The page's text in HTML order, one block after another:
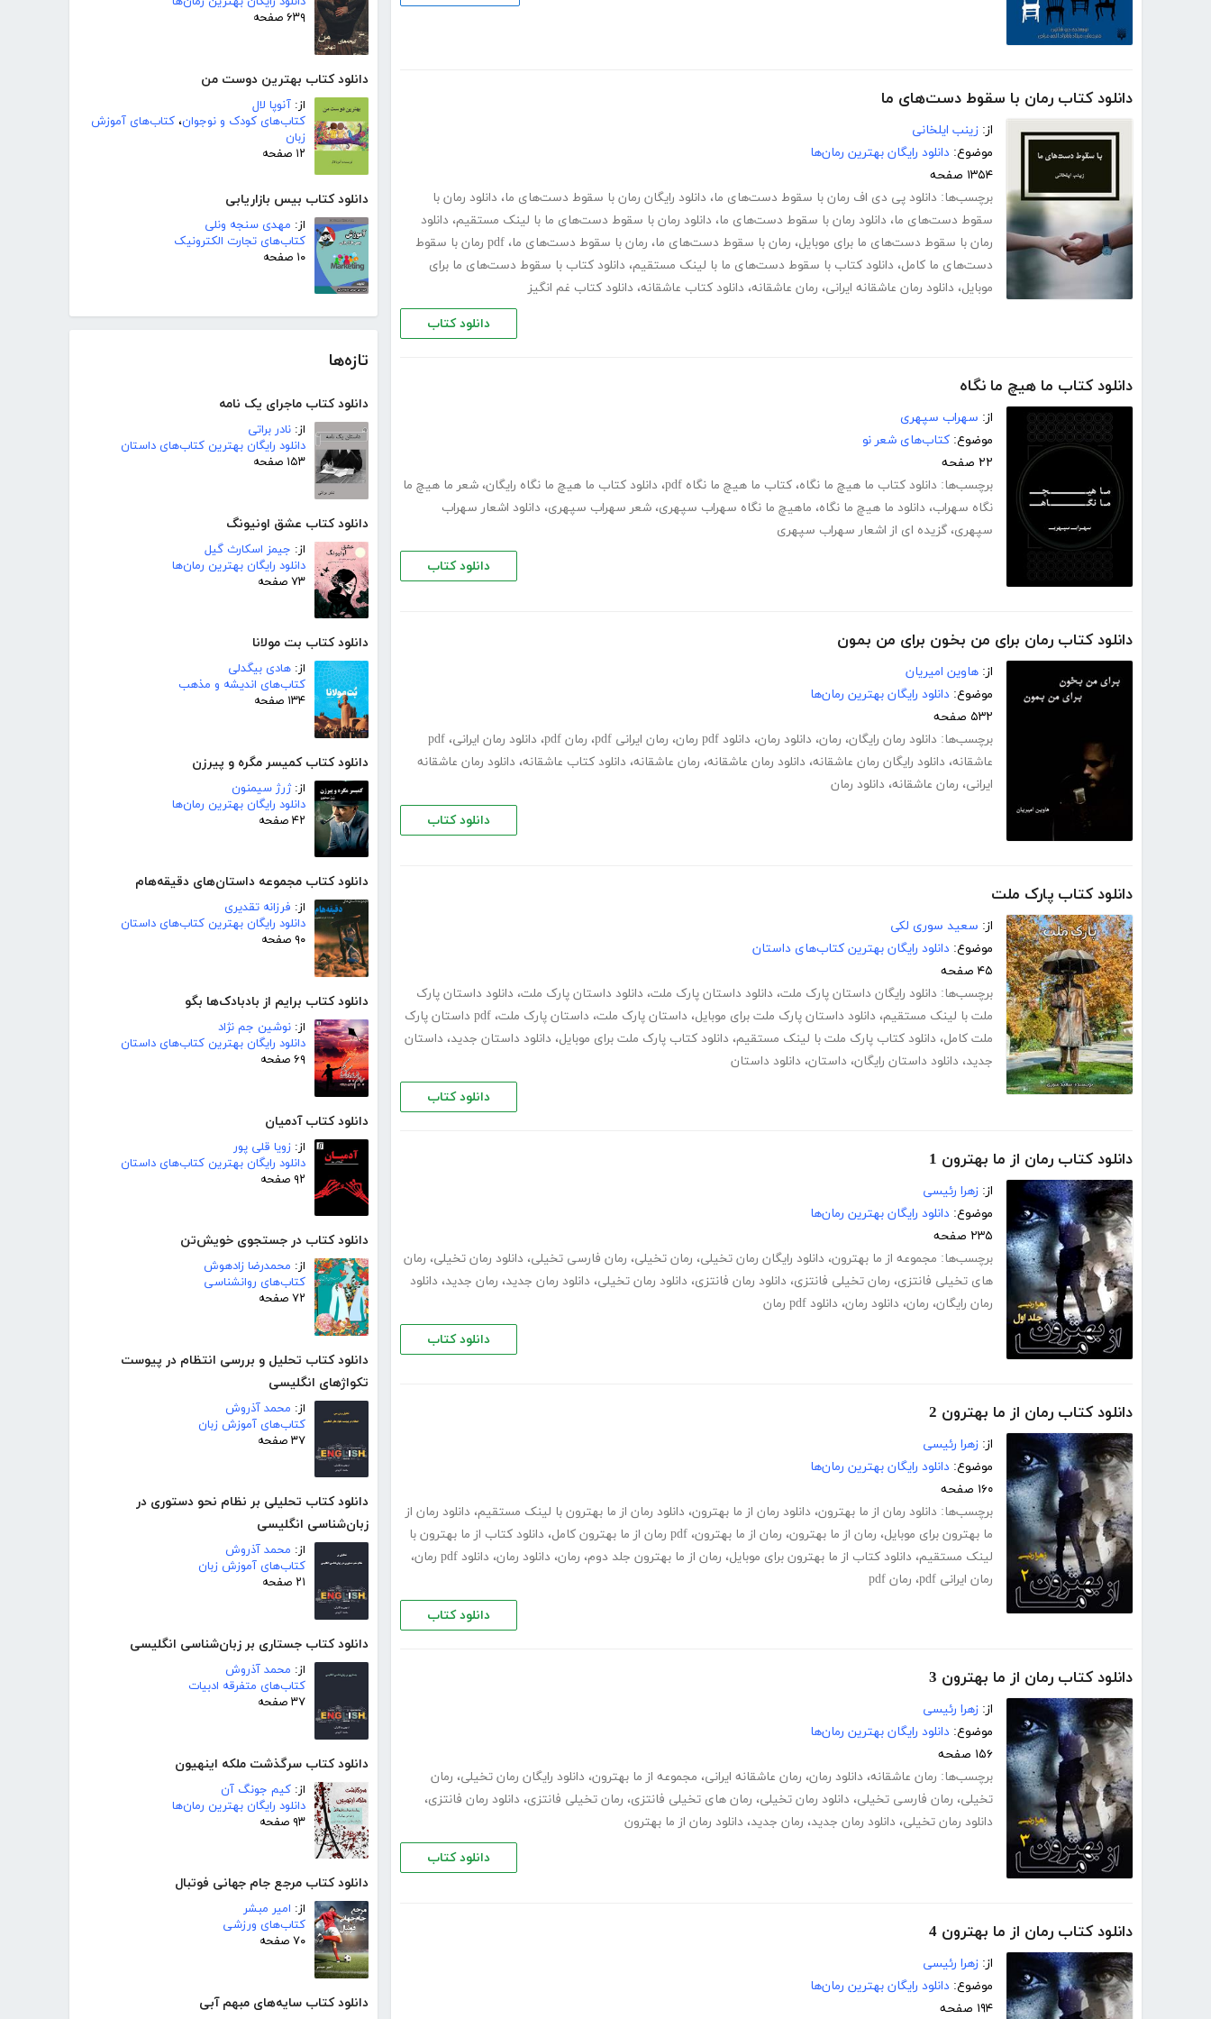
۶۳۹ صفحه
دانلود کتاب بهترین دوست من
از: آنوپا لال
کتاب‌های کودک و نوجوان، کتاب‌های آموزش
زبان
۱۲ صفحه
دانلود کتاب بیس بازاریابی
از: مهدی سنجه ونلی
کتاب‌های تجارت الکترونیک
۱۰ صفحه
تازه‌ها
دانلود کتاب ماجرای یک نامه
از: نادر براتی
دانلود رایگان بهترین کتاب‌های داستان
۱۵۳ صفحه
دانلود کتاب عشق اونیونگ
از: جیمز اسکارث گیل
دانلود رایگان بهترین رمان‌ها
۷۳ صفحه
دانلود کتاب بت مولانا
از: هادی بیگدلی
کتاب‌های اندیشه و مذهب
۱۳۴ صفحه
دانلود کتاب کمیسر مگره و پیرزن
از:ژرژ سیمنون
دانلود رایگان بهترین رمان‌ها
۴۲ صفحه
دانلود کتاب مجموعه داستان‌های دقیقه‌هام
از: فرزانه تقدیری
دانلود رایگان بهترین کتاب‌های داستان
۹۰ صفحه
دانلود کتاب برایم از بادبادک‌ها بگو
از: نوشین جم نژاد
دانلود رایگان بهترین کتاب‌های داستان
۶۹ صفحه
دانلود کتاب آدمیان
از: زویا قلی پور
دانلود رایگان بهترین کتاب‌های داستان
۹۲ صفحه
دانلود کتاب در جستجوی خویش‌تن
از: محمدرضا زادهوش
کتاب‌های روانشناسی
۷۲ صفحه
دانلود کتاب تحلیل و بررسی انتظام در پیوست
تکواژهای انگلیسی
از: محمد آذروش
کتاب‌های آموزش زبان
۳۷ صفحه
دانلود کتاب تحلیلی بر نظام نحو دستوری در
زبان‌شناسی انگلیسی
از: محمد آذروش
کتاب‌های آموزش زبان
۲۱ صفحه
دانلود کتاب جستاری بر زبان‌شناسی انگلیسی
از: محمد آذروش
کتاب‌های متفرقه ادبیات
۳۷ صفحه
دانلود کتاب سرگذشت ملکه اینهیون
از: کیم جونگ آن
دانلود رایگان بهترین رمان‌ها
۹۳ صفحه
دانلود کتاب مرجع جام جهانی فوتبال
از: امیر مبشر
کتاب‌های ورزشی
۷۰ صفحه
دانلود کتاب سایه‌های مبهم آبی
دانلود کتاب رمان با سقوط دست‌های ما
از: زینب ایلخانی
موضوع: دانلود رایگان بهترین رمان‌ها
۱۳۵۴ صفحه
برچسب‌ها: دانلود پی دی اف رمان با سقوط دست‌های ما، دانلود رایگان رمان با سقوط دست‌های ما، دانلود رمان با
سقوط دست‌های ما، دانلود رمان با سقوط دست‌های ما، دانلود رمان با سقوط دست‌های ما با لینک مستقیم، دانلود
رمان با سقوط دست‌های ما برای موبایل، رمان با سقوط دست‌های ما، رمان با سقوط دست‌های ما،
pdf رمان با سقوط
دست‌های ما کامل، دانلود کتاب با سقوط دست‌های ما با لینک مستقیم، دانلود کتاب با سقوط دست‌های ما برای
موبایل، دانلود رمان عاشقانه ایرانی، رمان عاشقانه، دانلود کتاب عاشقانه، دانلود کتاب غم انگیز
دانلود کتاب
دانلود کتاب ما هیچ ما نگاه
از: سهراب سپهری
موضوع: کتاب‌های شعر نو
۲۲ صفحه
برچسب‌ها: دانلود کتاب ما هیچ ما نگاه، کتاب ما هیچ ما نگاه pdf ، دانلود کتاب ما هیچ ما نگاه رایگان، شعر ما هیچ ما
نگاه سهراب، دانلود ما هیچ ما نگاه، ماهیچ ما نگاه سهراب سپهری، شعر سهراب سپهری، دانلود اشعار سهراب
سپهری، گزیده ای از اشعار سهراب سپهری
دانلود کتاب
دانلود کتاب رمان برای من بخون برای من بمون
از: هاوین امیریان
موضوع: دانلود رایگان بهترین رمان‌ها
۵۳۲ صفحه
برچسب‌ها: دانلود رمان رایگان، رمان، دانلود رمان، دانلود pdf رمان ، رمان ایرانی pdf ، رمان pdf ، دانلود رمان ایرانی، pdf
عاشقانه، دانلود رایگان رمان عاشقانه، دانلود رمان عاشقانه، رمان عاشقانه، دانلود کتاب عاشقانه، دانلود رمان عاشقانه
ایرانی، رمان عاشقانه، دانلود رمان
دانلود کتاب
دانلود کتاب پارک ملت
از: سعید سوری لکی
موضوع: دانلود رایگان بهترین کتاب‌های داستان
۴۵ صفحه
برچسب‌ها: دانلود رایگان داستان پارک ملت، دانلود داستان پارک ملت، دانلود داستان پارک ملت، دانلود داستان پارک
ملت با لینک مستقیم، دانلود داستان پارک ملت برای موبایل، داستان پارک ملت، داستان پارک ملت،
pdf داستان پارک
ملت کامل، دانلود کتاب پارک ملت با لینک مستقیم، دانلود کتاب پارک ملت برای موبایل، دانلود داستان جدید، داستان
جدید، دانلود داستان رایگان، داستان، دانلود داستان
دانلود کتاب
دانلود کتاب رمان از ما بهترون 1
از: زهرا رئیسی
موضوع: دانلود رایگان بهترین رمان‌ها
۲۳۵ صفحه
برچسب‌ها: مجموعه از ما بهترون، دانلود رایگان رمان تخیلی، رمان تخیلی، رمان فارسی تخیلی، دانلود رمان تخیلی، رمان
های تخیلی فانتزی، رمان تخیلی فانتزی، دانلود رمان فانتزی، دانلود رمان تخیلی، دانلود رمان جدید، رمان جدید، دانلود
رمان رایگان، رمان، دانلود رمان، دانلود pdf رمان
دانلود کتاب
دانلود کتاب رمان از ما بهترون 2
از: زهرا رئیسی
موضوع: دانلود رایگان بهترین رمان‌ها
۱۶۰ صفحه
برچسب‌ها: دانلود رمان از ما بهترون، دانلود رمان از ما بهترون، دانلود رمان از ما بهترون با لینک مستقیم، دانلود رمان از
ما بهترون برای موبایل، رمان از ما بهترون، رمان از ما بهترون، pdf رمان از ما بهترون کامل ، دانلود کتاب از ما بهترون با
لینک مستقیم، دانلود کتاب از ما بهترون برای موبایل، رمان از ما بهترون جلد دوم، رمان، دانلود رمان، دانلود pdf رمان
،
رمان ایرانی pdf
، رمان pdf
دانلود کتاب
دانلود کتاب رمان از ما بهترون 3
از: زهرا رئیسی
موضوع: دانلود رایگان بهترین رمان‌ها
۱۵۶ صفحه
برچسب‌ها: رمان عاشقانه، دانلود رمان، رمان عاشقانه ایرانی، مجموعه از ما بهترون، دانلود رایگان رمان تخیلی، رمان
تخیلی، رمان فارسی تخیلی، دانلود رمان تخیلی، رمان های تخیلی فانتزی، رمان تخیلی فانتزی، دانلود رمان فانتزی،
دانلود رمان تخیلی، دانلود رمان جدید، رمان جدید، دانلود رمان از ما بهترون
دانلود کتاب
دانلود کتاب رمان از ما بهترون 4
از: زهرا رئیسی
موضوع: دانلود رایگان بهترین رمان‌ها
۱۹۴ صفحه